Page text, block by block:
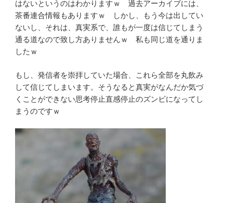
はないというのはわかりますｗ 過去アーカイブには、
茶番連合情報もありますｗ しかし、もう今は出してい
ないし、それは、真実系で、誰もが一度は信じてしまう
通る道なので致し方ありませんｗ 私も同じ道を通りま
したｗ
もし、発信者を崇拝していた場合、これら全部を丸飲み
して信じてしまいます。そうなると真実がなんだか気づ
くことができない思考停止直感停止のズンビになってし
まうのですｗ